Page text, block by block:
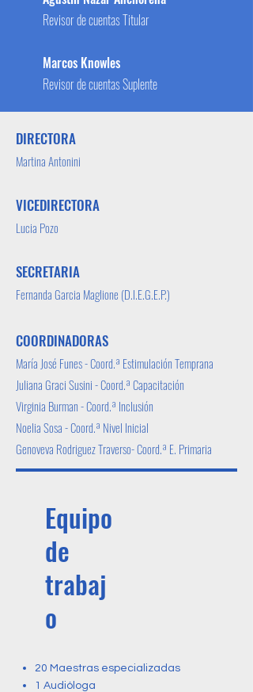
Revisor de cuentas Titular
Marcos Knowles
Revisor de cuentas Suplente
DIRECTORA
Martina Antonini
VICEDIRECTORA
Lucia Pozo
SECRETARIA
Fernanda Garcia Maglione (D.I.E.G.E.P.)
COORDINADORAS
María José Funes - Coord.ª Estimulación Temprana
Juliana Graci Susini - Coord.ª Capacitación
Virginia Burman - Coord.ª Inclusión
Noelia Sosa - Coord.ª Nivel Inicial
Genoveva Rodriguez Traverso- Coord.ª E. Primaria
Equipo
de
trabaj
o
20 Maestras especializadas
1 Audióloga